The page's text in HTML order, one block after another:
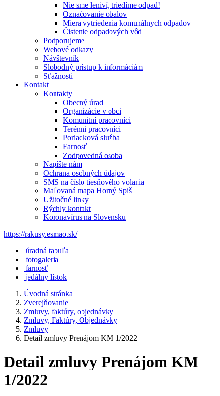
Nie sme leniví, triedíme odpad!
Označovanie obalov
Miera vytriedenia komunálnych odpadov
Čistenie odpadových vôd
Podporujeme
Webové odkazy
Návštevník
Slobodný prístup k informáciám
Sťažnosti
Kontakt
Kontakty
Obecný úrad
Organizácie v obci
Komunitní pracovníci
Terénni pracovníci
Poriadková služba
Farnosť
Zodpovedná osoba
Napíšte nám
Ochrana osobných údajov
SMS na číslo tiesňového volania
Maľovaná mapa Horný Spiš
Užitočné linky
Rýchly kontakt
Koronavírus na Slovensku
https://rakusy.esmao.sk/
úradná tabuľa
fotogaleria
farnosť
jedálny lístok
Úvodná stránka
Zverejňovanie
Zmluvy, faktúry, objednávky
Zmluvy, Faktúry, Objednávky
Zmluvy
Detail zmluvy Prenájom KM 1/2022
Detail zmluvy Prenájom KM
1/2022